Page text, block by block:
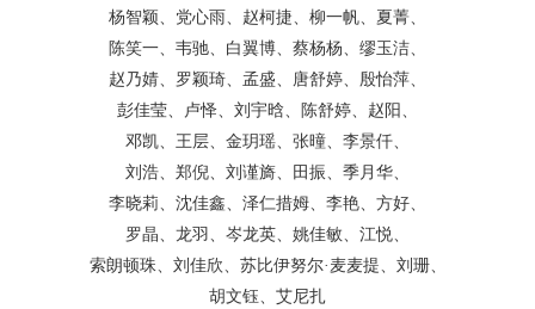
杨智颖、党心雨、赵柯捷、柳一帆、夏菁、
陈笑一、韦驰、白翼博、蔡杨杨、缪玉洁、
赵乃婧、罗颖琦、孟盛、唐舒婷、殷怡萍、
彭佳莹、卢怿、刘宇晗、陈舒婷、赵阳、
邓凯、王层、金玥瑶、张曈、李景仟、
刘浩、郑倪、刘谨旖、田振、季月华、
李晓莉、沈佳鑫、泽仁措姆、李艳、方好、
罗晶、龙羽、岑龙英、姚佳敏、江悦、
索朗顿珠、刘佳欣、苏比伊努尔· 麦麦提、刘珊、
胡文钰、艾尼扎